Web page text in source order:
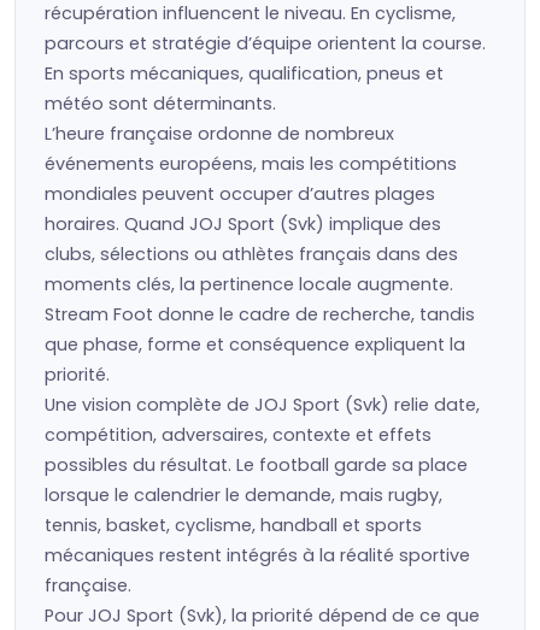
récupération influencent le niveau. En cyclisme,
parcours et stratégie d’équipe orientent la course.
En sports mécaniques, qualification, pneus et
météo sont déterminants.
L’heure française ordonne de nombreux
événements européens, mais les compétitions
mondiales peuvent occuper d’autres plages
horaires. Quand JOJ Sport (Svk) implique des
clubs, sélections ou athlètes français dans des
moments clés, la pertinence locale augmente.
Stream Foot donne le cadre de recherche, tandis
que phase, forme et conséquence expliquent la
priorité.
Une vision complète de JOJ Sport (Svk) relie date,
compétition, adversaires, contexte et effets
possibles du résultat. Le football garde sa place
lorsque le calendrier le demande, mais rugby,
tennis, basket, cyclisme, handball et sports
mécaniques restent intégrés à la réalité sportive
française.
Pour JOJ Sport (Svk), la priorité dépend de ce que